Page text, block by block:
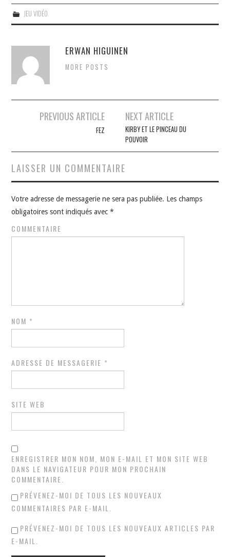
JEU VIDÉO
ERWAN HIGUINEN
MORE POSTS
Navigation
PREVIOUS ARTICLE
FEZ
NEXT ARTICLE
KIRBY ET LE PINCEAU DU
POUVOIR
LAISSER UN COMMENTAIRE
Votre adresse de messagerie ne sera pas publiée. Les champs
obligatoires sont indiqués avec*
COMMENTAIRE
NOM *
ADRESSE DE MESSAGERIE *
SITE WEB
ENREGISTRER MON NOM, MON E-MAIL ET MON SITE WEB
DANS LE NAVIGATEUR POUR MON PROCHAIN
COMMENTAIRE.
PRÉVENEZ-MOI DE TOUS LES NOUVEAUX
COMMENTAIRES PAR E-MAIL.
PRÉVENEZ-MOI DE TOUS LES NOUVEAUX ARTICLES PAR
E-MAIL.